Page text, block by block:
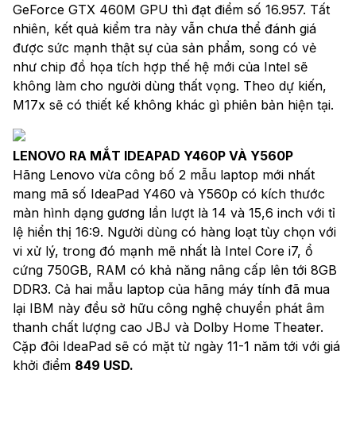
GeForce GTX 460M GPU thì đạt điểm số 16.957. Tất
nhiên, kết quả kiểm tra này vẫn chưa thể đánh giá
được sức mạnh thật sự của sản phẩm, song có vẻ
như chip đồ họa tích hợp thế hệ mới của Intel sẽ
không làm cho người dùng thất vọng. Theo dự kiến,
M17x sẽ có thiết kế không khác gì phiên bản hiện tại.
LENOVO RA MẮT IDEAPAD Y460P VÀ Y560P
Hãng Lenovo vừa công bố 2 mẫu laptop mới nhất
mang mã số IdeaPad Y460 và Y560p có kích thước
màn hình dạng gương lần lượt là 14 và 15,6 inch với tỉ
lệ hiển thị 16:9. Người dùng có hàng loạt tùy chọn với
vi xử lý, trong đó mạnh mẽ nhất là Intel Core i7, ổ
cứng 750GB, RAM có khả năng nâng cấp lên tới 8GB
DDR3. Cả hai mẫu laptop của hãng máy tính đã mua
lại IBM này đều sở hữu công nghệ chuyển phát âm
thanh chất lượng cao JBJ và Dolby Home Theater.
Cặp đôi IdeaPad sẽ có mặt từ ngày 11-1 năm tới với giá
khởi điểm 849 USD.